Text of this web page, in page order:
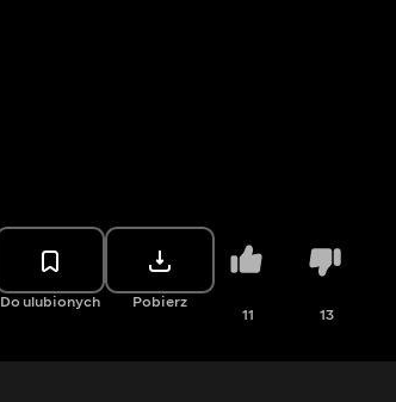
Do ulubionych Pobierz
11 13